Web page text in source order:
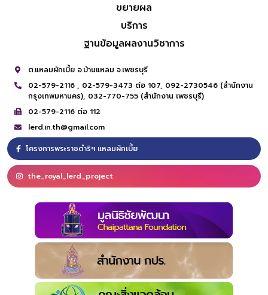
ขยายผล
บริการ
ฐานข้อมูลผลงานวิชาการ
ต.แหลมผักเบี้ย อ.บ้านแหลม จ.เพชรบุรี
02-579-2116 , 02-579-3473 ต่อ 107, 092-2730546 (สำนักงาน
กรุงเทพมหานคร), 032-770-755 (สำนักงาน เพชรบุรี)
02-579-2116 ต่อ 112
lerd.in.th@gmail.com
โครงการพระราชดำริฯ แหลมผักเบี้ย
the_royal_lerd_project